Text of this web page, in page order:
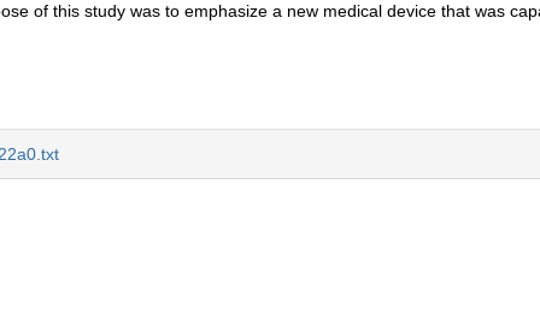
of this study was to emphasize a new medical device that was